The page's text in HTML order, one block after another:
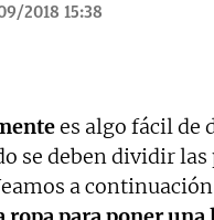
2018 15:38
es algo fácil de
se deben dividir
a